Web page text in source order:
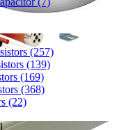
(257)
(139)
(169)
(368)
(22)